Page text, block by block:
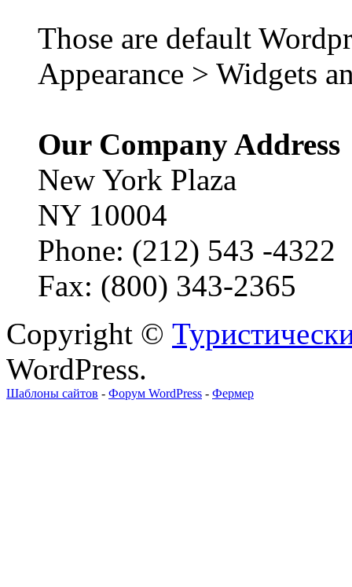
Those are default
Appearance > Widgets
Our Company Address
New York Plaza
NY 10004
Phone: (212) 543 -4322
Fax: (800) 343-2365
Copyright ©
WordPress.
Шаблоны сайтов - Форум WordPress - Фермер